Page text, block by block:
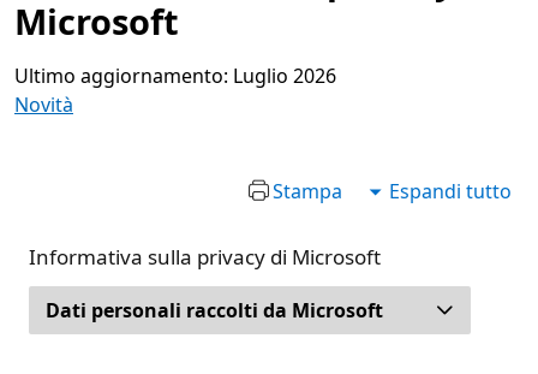
Microsoft
Ultimo aggiornamento: Luglio 2026
Novità
Stampa Espandi tutto
Informativa sulla privacy di Microsoft
Dati personali raccolti da Microsoft